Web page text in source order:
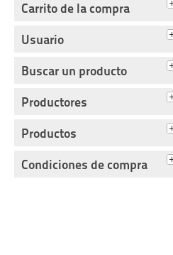
Carrito de la compra
Usuario
Buscar un producto
Productores
Productos
Condiciones de compra